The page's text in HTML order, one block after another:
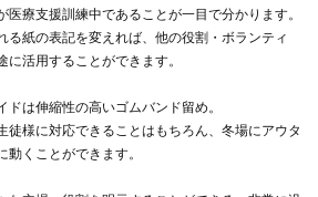
医療支援訓練中であることが一目で分かります。
る紙の表記を変えれば、他の役割・ボランティ
活用することができます。
は伸縮性の高いゴムバンド留め。
徒様に対応できることはもちろん、冬場にアウタ
くことができます。